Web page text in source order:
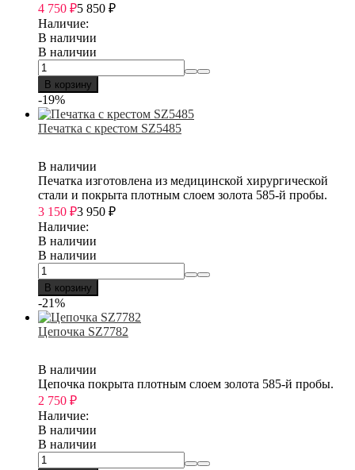
4 750 ₽5 850 ₽
Наличие:
В наличии
В наличии
В корзину
-19%
Печатка с крестом SZ5485
В наличии
Печатка изготовлена из медицинской хирургической
стали и покрыта плотным слоем золота 585-й пробы.
3 150 ₽3 950 ₽
Наличие:
В наличии
В наличии
В корзину
-21%
Цепочка SZ7782
В наличии
Цепочка покрыта плотным слоем золота 585-й пробы.
2 750 ₽
Наличие:
В наличии
В наличии